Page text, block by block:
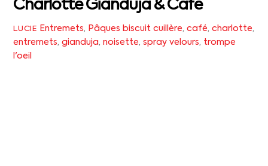
Charlotte Gianduja & Café
LUCIE Entremets, Pâques biscuit cuillère, café, charlotte,
entremets,gianduja,noisette,spray velours, trompe
l'oeil